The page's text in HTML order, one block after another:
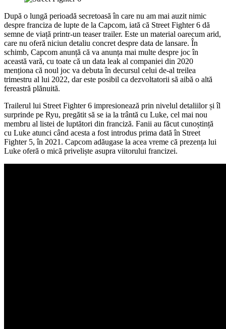
După o lungă perioadă secretoasă în care nu am mai auzit nimic
despre franciza de lupte de la Capcom, iată că Street Fighter 6 dă
semne de viață printr-un teaser trailer. Este un material oarecum arid,
care nu oferă niciun detaliu concret despre data de lansare. În
schimb, Capcom anunță că va anunța mai multe despre joc în
această vară, cu toate că un data leak al companiei din 2020
menționa că noul joc va debuta în decursul celui de-al treilea
trimestru al lui 2022, dar este posibil ca dezvoltatorii să aibă o altă
fereastră plănuită.
Trailerul lui Street Fighter 6 impresionează prin nivelul detaliilor și îl
surprinde pe Ryu, pregătit să se ia la trântă cu Luke, cel mai nou
membru al listei de luptători din franciză. Fanii au făcut cunoștință
cu Luke atunci când acesta a fost introdus prima dată în Street
Fighter 5, în 2021. Capcom adăugase la acea vreme că prezența lui
Luke oferă o mică priveliște asupra viitorului francizei.